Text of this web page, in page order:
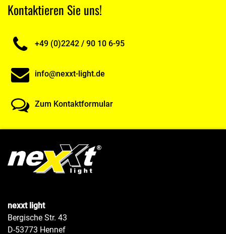
Kontaktieren Sie uns!
+49 (0)2242 / 90 10 6-95
info@nexxt-light.de
Zum Kontaktformular
nexxt light
Bergische Str. 43
D-53773 Hennef